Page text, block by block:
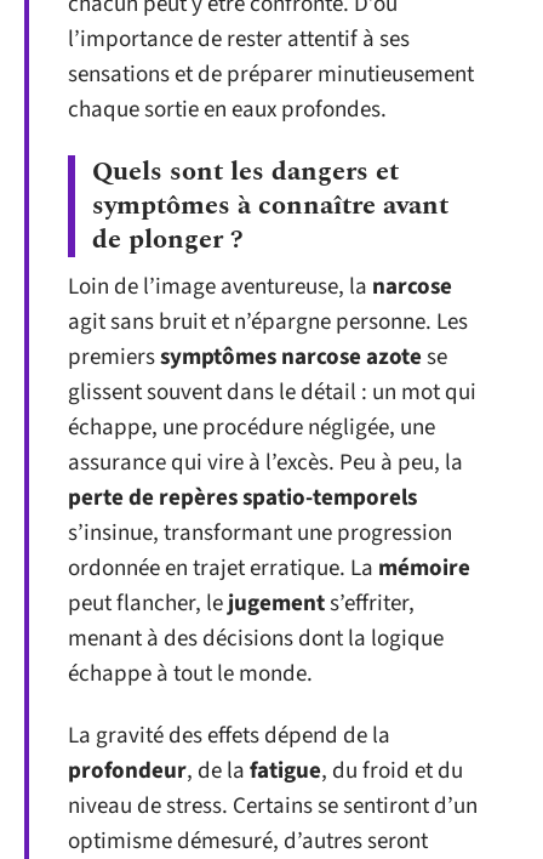
l’importance de rester attentif à ses
sensations et de préparer minutieusement
chaque sortie en eaux profondes.
Quels sont les dangers et
symptômes à connaître avant
de plonger ?
Loin de l’image aventureuse, la narcose
agit sans bruit et n’épargne personne. Les
premierssymptômes narcose azotese
glissent souvent dans le détail : un mot qui
échappe, une procédure négligée, une
assurance qui vire à l’excès. Peu à peu, la
perte de repères spatio-temporels
s’insinue, transformant une progression
ordonnée en trajet erratique. La mémoire
peut flancher, lejugements’effriter,
menant à des décisions dont la logique
échappe à tout le monde.
La gravité des effets dépend de la
profondeur, de lafatigue, du froid et du
niveau de stress. Certains se sentiront d’un
optimisme démesuré, d’autres seront